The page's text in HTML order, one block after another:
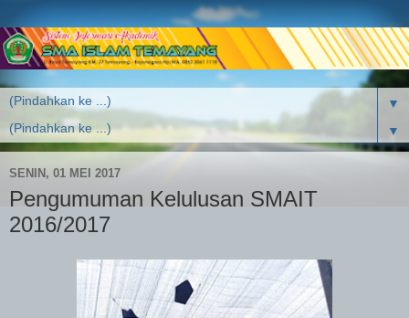
▼
▼
SENIN, 01 MEI 2017
Pengumuman Kelulusan SMAIT
2016/2017